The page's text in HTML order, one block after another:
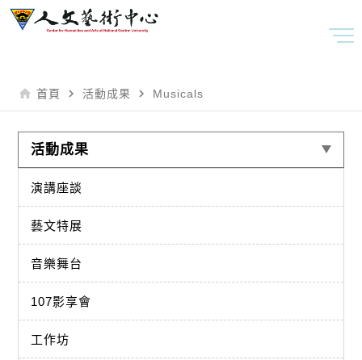
home 首頁 navigate_next 活動成果 navigate_next Musicals
活動成果
演講座談
藝文特展
音樂舞台
107影享會
工作坊